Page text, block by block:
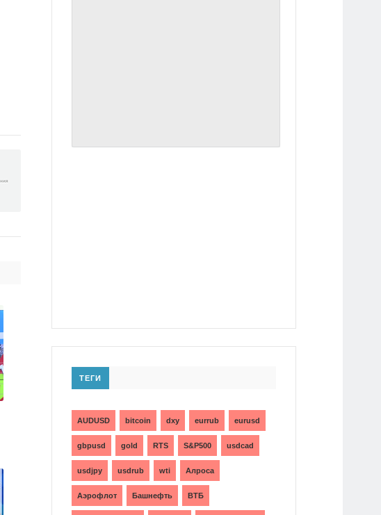
ТЕГИ
AUDUSD bitcoin dxy eurrub eurusd
gbpusd gold RTS S&P500 usdcad
usdjpy usdrub wti Алроса
Аэрофлот Башнефть ВТБ